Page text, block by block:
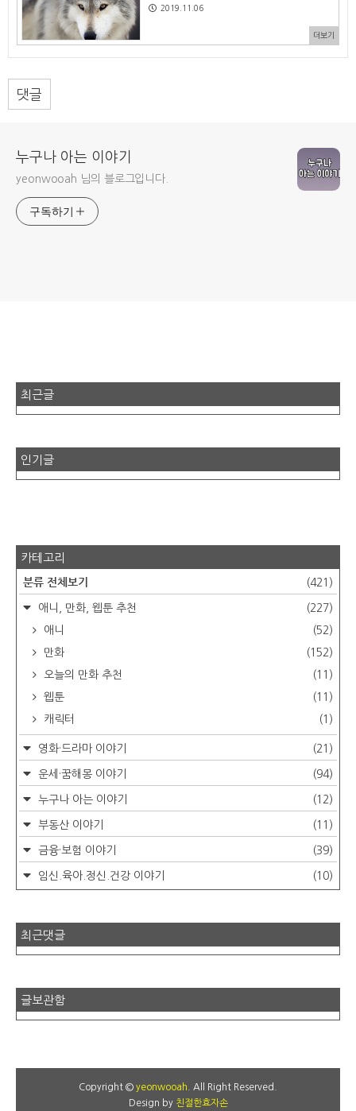
2019.11.06
더보기
댓글
누구나 아는 이야기
yeonwooah 님의 블로그입니다.
구독하기
최근글
인기글
카테고리
분류 전체보기 (421)
애니, 만화, 웹툰 추천
(227)
애니
(52)
만화
(152)
오늘의 만화 추천
(11)
웹툰
(11)
캐릭터
(1)
영화·드라마 이야기 (21)
운세·꿈해몽 이야기 (94)
누구나 아는 이야기 (12)
부동산 이야기 (11)
금융·보험 이야기 (39)
임신.육아.정신.건강 이야기 (10)
최근댓글
글보관함
Copyright © yeonwooah . All Right Reserved.
Design by 친절한효자손